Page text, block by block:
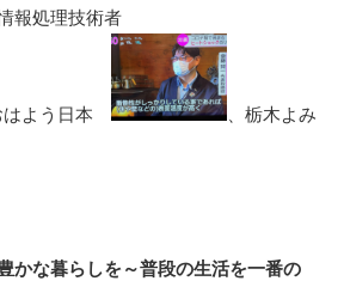
報処理技術者
はよう日本 、栃木よみ
かな暮らしを～普段の生活を一番の